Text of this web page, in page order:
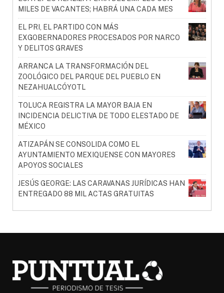
MILES DE VACANTES; HABRÁ UNA CADA MES
EL PRI, EL PARTIDO CON MÁS
EXGOBERNADORES PROCESADOS POR NARCO
Y DELITOS GRAVES
ARRANCA LA TRANSFORMACIÓN DEL
ZOOLÓGICO DEL PARQUE DEL PUEBLO EN
NEZAHUALCÓYOTL
TOLUCA REGISTRA LA MAYOR BAJA EN
INCIDENCIA DELICTIVA DE TODO ELESTADO DE
MÉXICO
ATIZAPÁN SE CONSOLIDA COMO EL
AYUNTAMIENTO MEXIQUENSE CON MAYORES
APOYOS SOCIALES
JESÚS GEORGE: LAS CARAVANAS JURÍDICAS HAN
ENTREGADO 88 MIL ACTAS GRATUITAS